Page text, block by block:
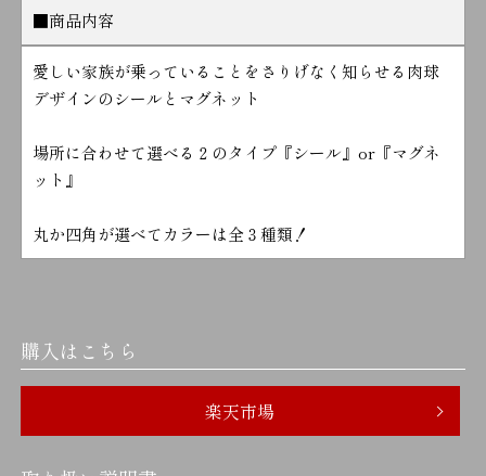
■商品内容
愛しい家族が乗っていることをさりげなく知らせる肉球
デザインのシールとマグネット
場所に合わせて選べる２のタイプ『シール』or『マグネ
ット』
丸か四角が選べてカラーは全３種類！
購入はこちら
楽天市場